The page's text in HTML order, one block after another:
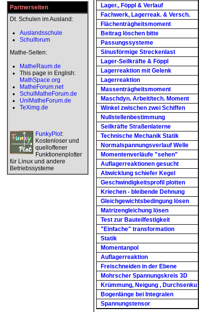
Partnerseiten
Dt. Schulen im Ausland:
Auslandsschule
Schulforum
Mathe-Seiten:
MatheRaum.de
This page in English:
MathSpace.org
MatheForum.net
SchulMatheForum.de
UniMatheForum.de
TeXimg.de
FunkyPlot:
Kostenloser und
quelloffener
Funktionenplotter
für Linux und andere
Betriebssysteme
Lager., Föppl & Verlauf
Fachwerk, Lagerreak. & Versch.
Flächenträgheitsmoment
Beitrag löschen bitte
Passungssysteme
Sinusförmige Streckenlast
Lager-Seilkräfte & Föppl
Lagerreaktion mit Gelenk
Lagerreaktion
Massenträgheitsmoment
Maschdyn. Arbeit/tech. Moment
Winkel zwischen zwei Schiffen
Nullstellenbestimmung
Seilkräfte Straßenlaterne
Technische Mechanik Statik
Normalspannungsverlauf Welle
Momentenverläufe "sehen"
Auflagerreaktionen gesucht
Abwicklung schiefer Kegel
Geschwindigkeitsprofil plotten
Kriechen - bleibende Dehnung
Gleichgewichtsbedingung lösen
Matrizengleichung lösen
Test zur Bauteilfestigkeit
"Einfache" transformation
Statik
Momentanpol
Auflagerreaktion
Freischneiden in der Ebene
Mohrscher Spannungskreis 3D
Krümmung, Neigung , Durchsenku
Bogenlänge bei Integralen
Spannungstensor